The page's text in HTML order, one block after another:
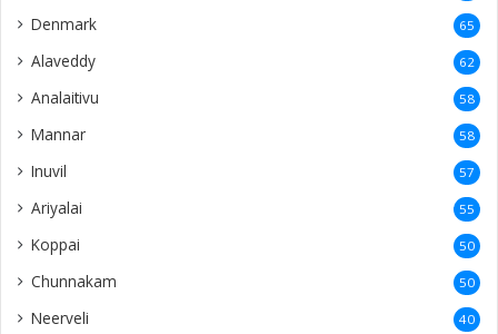
Denmark 65
Alaveddy 62
Analaitivu 58
Mannar 58
Inuvil 57
Ariyalai 55
Koppai 50
Chunnakam 50
Neerveli 40